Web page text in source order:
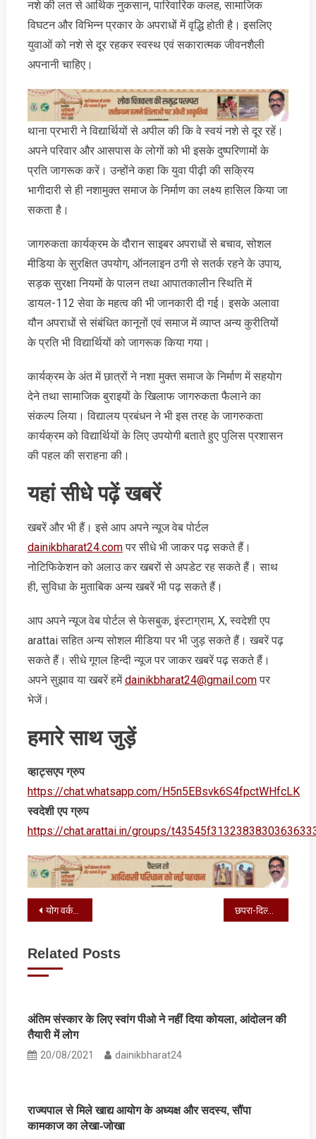
नशे की लत से आर्थिक नुकसान, पारिवारिक कलह, सामाजिक
विघटन और विभिन्न प्रकार के अपराधों में वृद्धि होती है। इसलिए
युवाओं को नशे से दूर रहकर स्वस्थ एवं सकारात्मक जीवनशैली
अपनानी चाहिए।
थाना प्रभारी ने विद्यार्थियों से अपील की कि वे स्वयं नशे से दूर रहें।
अपने परिवार और आसपास के लोगों को भी इसके दुष्परिणामों के
प्रति जागरूक करें। उन्होंने कहा कि युवा पीढ़ी की सक्रिय
भागीदारी से ही नशामुक्त समाज के निर्माण का लक्ष्य हासिल किया जा
सकता है।
जागरुकता कार्यक्रम के दौरान साइबर अपराधों से बचाव, सोशल
मीडिया के सुरक्षित उपयोग, ऑनलाइन ठगी से सतर्क रहने के उपाय,
सड़क सुरक्षा नियमों के पालन तथा आपातकालीन स्थिति में
डायल-112 सेवा के महत्व की भी जानकारी दी गई। इसके अलावा
यौन अपराधों से संबंधित कानूनों एवं समाज में व्याप्त अन्य कुरीतियों
के प्रति भी विद्यार्थियों को जागरूक किया गया।
कार्यक्रम के अंत में छात्रों ने नशा मुक्त समाज के निर्माण में सहयोग
देने तथा सामाजिक बुराइयों के खिलाफ जागरुकता फैलाने का
संकल्प लिया। विद्यालय प्रबंधन ने भी इस तरह के जागरुकता
कार्यक्रम को विद्यार्थियों के लिए उपयोगी बताते हुए पुलिस प्रशासन
की पहल की सराहना की।
यहां सीधे पढ़ें खबरें
खबरें और भी हैं। इसे आप अपने न्‍यूज वेब पोर्टल
dainikbharat24.comपर सीधे भी जाकर पढ़ सकते हैं।
नोटिफिकेशन को अलाउ कर खबरों से अपडेट रह सकते हैं। साथ
ही, सुविधा के मुताबिक अन्‍य खबरें भी पढ़ सकते हैं।
आप अपने न्‍यूज वेब पोर्टल से फेसबुक, इंस्‍टाग्राम, X, स्‍वदेशी एप
arattai सहित अन्‍य सोशल मीडिया पर भी जुड़ सकते हैं। खबरें पढ़
सकते हैं। सीधे गूगल हिन्‍दी न्‍यूज पर जाकर खबरें पढ़ सकते हैं।
अपने सुझाव या खबरें हमेंdainikbharat24@gmail.comपर
भेजें।
हमारे साथ जुड़ें
व्‍हाट्सएप ग्रुप
https://chat.whatsapp.com/H5n5EBsvk6S4fpctWHfcLK
स्‍वदेशी एप ग्रुप
https://chat.arattai.in/groups/
Post
योग वर्कशॉप का आयोजन, महिलाओं ने बढ़-चढ़कर लिया हिस्सा छपरा-दिल्ली एक्सप्रेस का कल होगा शुभारंभ, रेल मंत्री अश्विनी वैष्णव एवं मुख्यमंत्री होंगे शामिल
Related Posts
अंतिम संस्‍कार के लिए स्‍वांग पीओ ने नहीं दिया कोयला, आंदोलन की
तैयारी में लोग
20/08/2021 dainikbharat24
राज्यपाल से मिले खाद्य आयोग के अध्यक्ष और सदस्य, सौंपा
कामकाज का लेखा-जोखा